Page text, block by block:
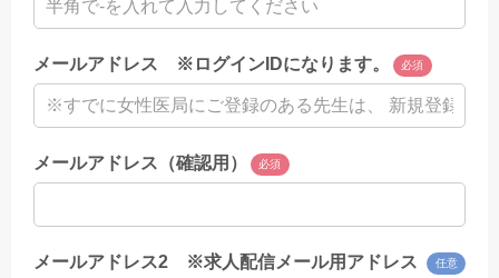
メールアドレス ※ログインIDになります。 必須
メールアドレス（確認用） 必須
メールアドレス2 ※求人配信メール用アドレス
任意